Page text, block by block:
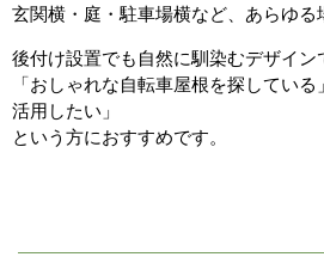
玄関横・庭・駐車場横など、あらゆる
後付け設置でも自然に馴染むデザイン
「おしゃれな自転車屋根を探してい
活用したい」
という方におすすめです。